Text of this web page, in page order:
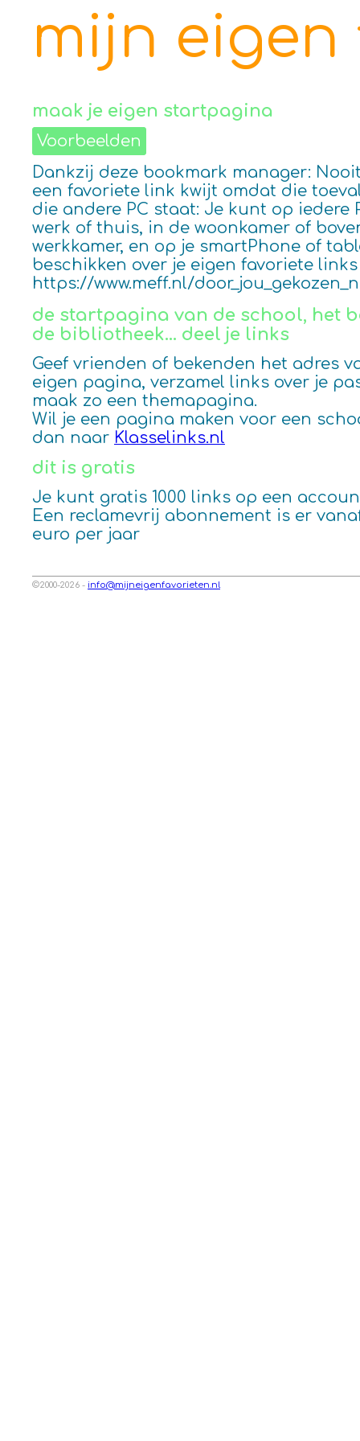
mijn
maak je eigen startpagina
Voorbeelden
Dankzij deze bookmark manager:
een favoriete link kwijt omdat die
die andere PC staat: Je kunt op iedere
werk of thuis, in de woonkamer of
werkkamer, en op je smartPhone of
beschikken over je eigen favoriete
https://www.meff.nl/
de startpagina van de school, het
de bibliotheek... deel je links
Geef vrienden of bekenden het adres
eigen pagina, verzamel links over je
maak zo een themapagina.
Wil je een pagina maken voor een
dan naar Klasselinks.nl
dit is gratis
Je kunt gratis 1000 links op een
Een reclamevrij abonnement is er vanaf
euro per jaar
©2000-2026 - info@mijneigenfavorieten.nl